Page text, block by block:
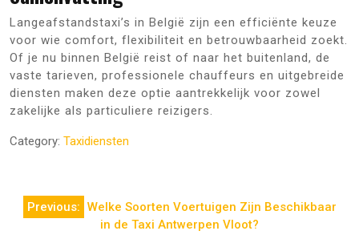
Langeafstandstaxi’s in België zijn een efficiënte keuze
voor wie comfort, flexibiliteit en betrouwbaarheid zoekt.
Of je nu binnen België reist of naar het buitenland, de
vaste tarieven, professionele chauffeurs en uitgebreide
diensten maken deze optie aantrekkelijk voor zowel
zakelijke als particuliere reizigers.
Category: Taxidiensten
Berichtnavigatie
Previous: Welke Soorten Voertuigen Zijn Beschikbaar
in de Taxi Antwerpen Vloot?